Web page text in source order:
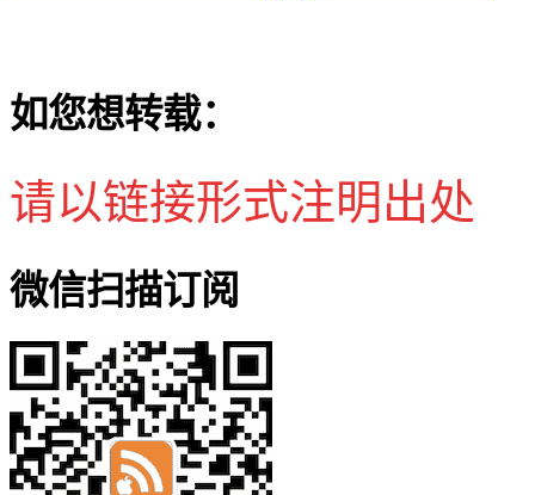
如您想转载：
请以链接形式注明出处
微信扫描订阅